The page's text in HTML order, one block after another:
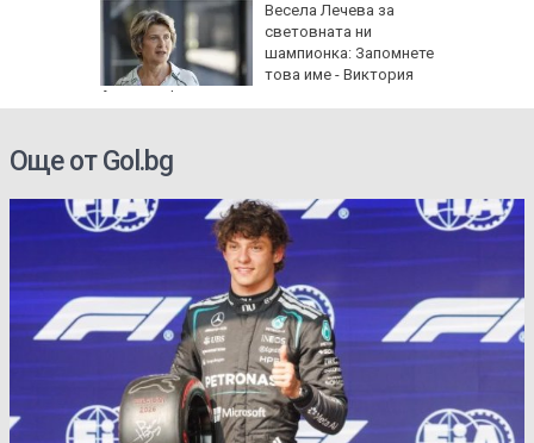
Весела Лечева за
световната ни
шампионка: Запомнете
това име - Виктория
Ангелова!
Още от Gol.bg